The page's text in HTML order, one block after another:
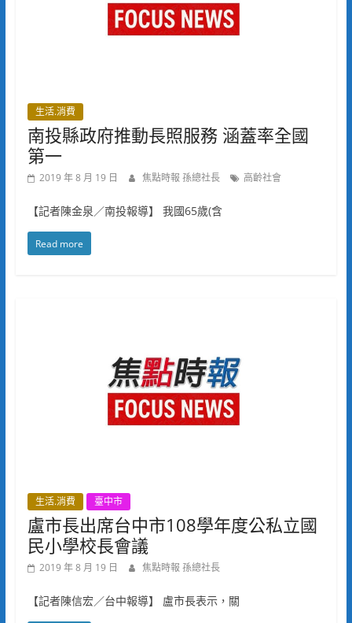
生活.消費
南投縣政府推動長照服務 涵蓋率全國
第一
2019 年 8 月 19 日 焦點時報 孫總社長 高齡社會
【記者陳金泉／南投報導】 我國65歲(含
Read more
生活.消費 臺中市
盧市長出席台中市108學年度公私立國
民小學校長會議
2019 年 8 月 19 日 焦點時報 孫總社長
【記者陳信宏／台中報導】 盧市長表示，關